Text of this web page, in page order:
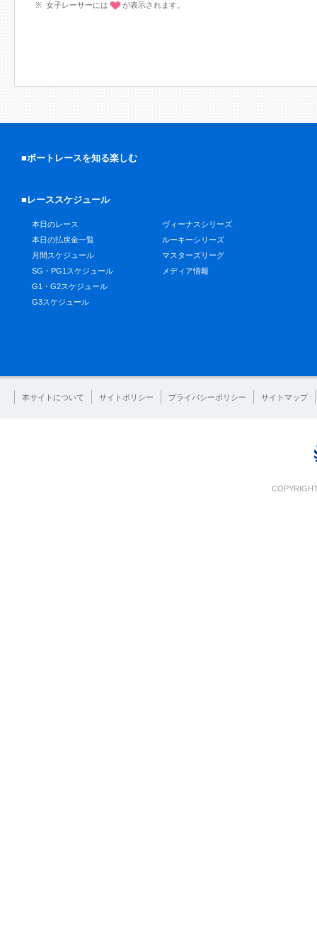
女子レーサーには
が表示されます。
■ボートレースを知る楽しむ
■レーススケジュール
本日のレース
本日の払戻金一覧
月間スケジュール
SG・PG1スケジュール
G1・G2スケジュール
G3スケジュール
ヴィーナスシリーズ
ルーキーシリーズ
マスターズリーグ
メディア情報
本サイトについて サイトポリシー プライバシーポリシー サイトマップ